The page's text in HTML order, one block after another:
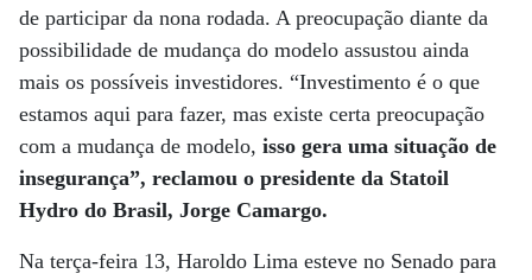
de participar da nona rodada. A preocupação diante da
possibilidade de mudança do modelo assustou ainda
mais os possíveis investidores. “Investimento é o que
estamos aqui para fazer, mas existe certa preocupação
com a mudança de modelo, isso gera uma situação de
insegurança”, reclamou o presidente da Statoil
Hydro do Brasil, Jorge Camargo.
Na terça-feira 13, Haroldo Lima esteve no Senado para